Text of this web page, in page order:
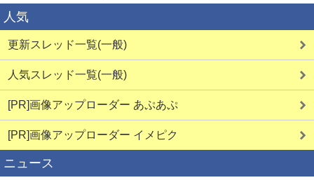
詳しく見る
素人エロ配信 即会い即ハメ
人気
更新スレッド一覧(一般)
人気スレッド一覧(一般)
[PR]画像アップローダー あぷあぷ
[PR]画像アップローダー イメピク
ニュース